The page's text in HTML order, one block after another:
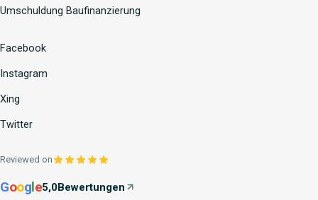
Umschuldung Baufinanzierung
Facebook
Instagram
Xing
Twitter
Reviewed on
Google5,0Bewertungen